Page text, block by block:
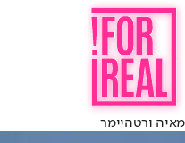
מאיה ורטהיימר